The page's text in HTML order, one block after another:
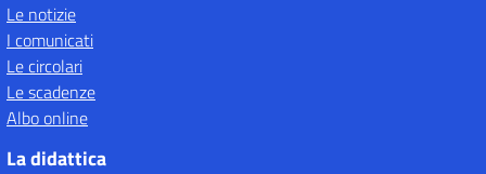
Le notizie
I comunicati
Le circolari
Le scadenze
Albo online
La didattica